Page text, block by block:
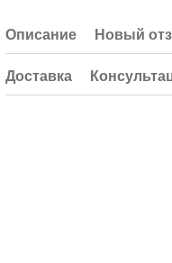
Описание Новый
Доставка